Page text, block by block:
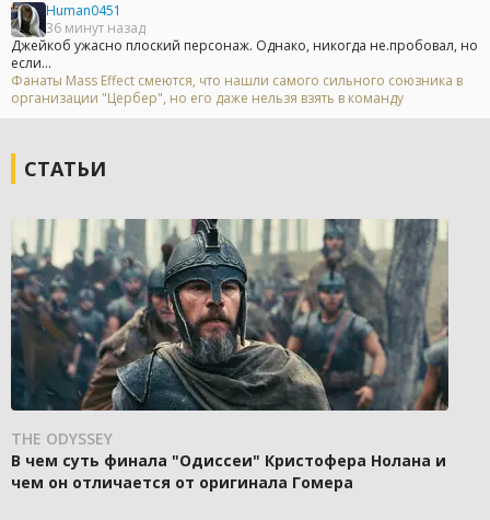
Human0451
36 минут назад
Джейкоб ужасно плоский персонаж. Однако, никогда не.пробовал, но
если...
Фанаты Mass Effect смеются, что нашли самого сильного союзника в
организации "Цербер", но его даже нельзя взять в команду
СТАТЬИ
THE ODYSSEY
В чем суть финала "Одиссеи" Кристофера Нолана и
чем он отличается от оригинала Гомера